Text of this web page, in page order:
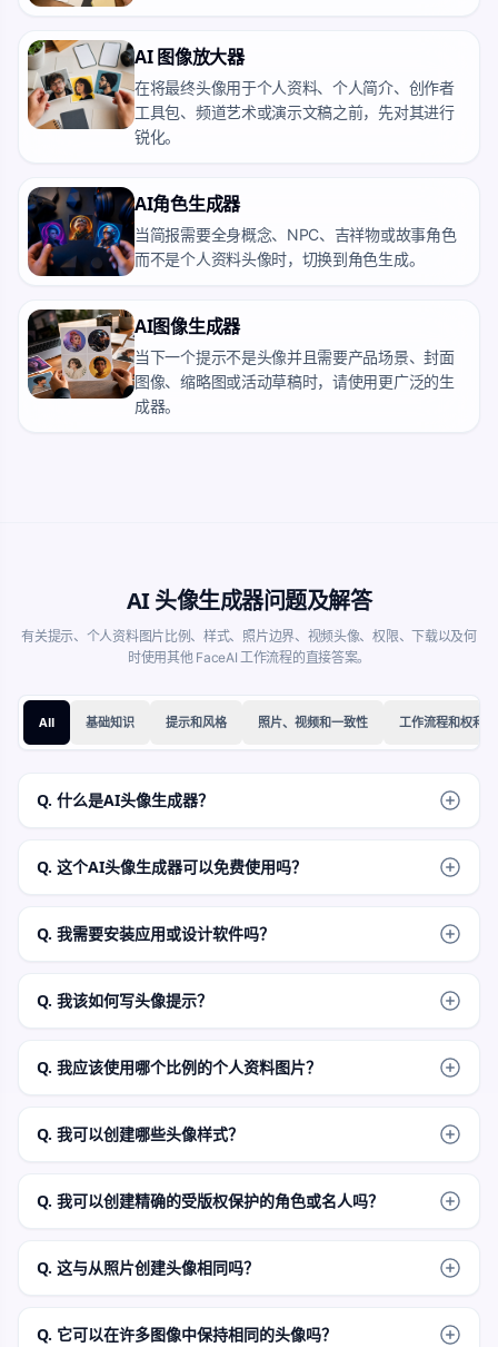
AI 图像放大器
在将最终头像用于个人资料、个人简介、创作者
工具包、频道艺术或演示文稿之前，先对其进行
锐化。
AI角色生成器
当简报需要全身概念、NPC、吉祥物或故事角色
而不是个人资料头像时，切换到角色生成。
AI图像生成器
当下一个提示不是头像并且需要产品场景、封面
图像、缩略图或活动草稿时，请使用更广泛的生
成器。
AI 头像生成器问题及解答
有关提示、个人资料图片比例、样式、照片边界、视频头像、权限、下载以及何
时使用其他 FaceAI 工作流程的直接答案。
All 基础知识 提示和风格 照片、视频和一致性 工作流程和权利
Q. 什么是AI头像生成器？
描述身份、表情、风格和背景，然后查看生成的头像图像。
Q. 这个AI头像生成器可以免费使用吗？
量使用期间应用帐户或配额规则，产品流程将显示当前限制。
Q. 我需要安装应用或设计软件吗？
后在预览准备好时使用结果控件。
Q. 我该如何写头像提示？
装、背景、灯光和风格。在提示中保留一个头像身份，而不是
Q. 我应该使用哪个比例的个人资料图片？
社区和创作者简介，请使用 1:1。仅当目的地需要更多垂直空间
Q. 我可以创建哪些头像样式？
标、电影创作者肖像、3D 风格的个人资料图像、游戏头像和干
Q. 我可以创建精确的受版权保护的角色或名人吗？
标或品牌服装，除非您有权使用它们。相反，创建原创的头像
Q. 这与从照片创建头像相同吗？
考引导变体，请使用 AI Image to Image。精确的个人照片相似
Q. 它可以在许多图像中保持相同的头像吗？